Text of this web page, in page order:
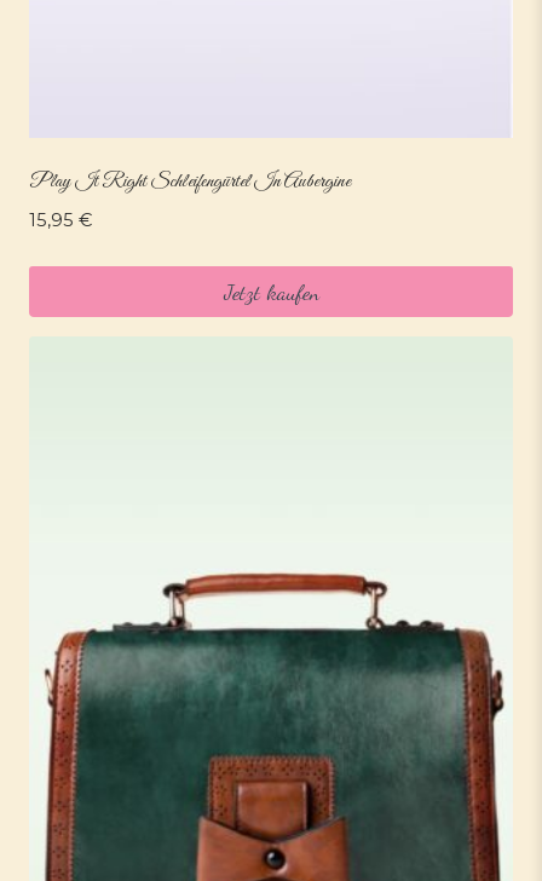
Play It Right Schleifengürtel In Aubergine
15,95 €
Jetzt kaufen